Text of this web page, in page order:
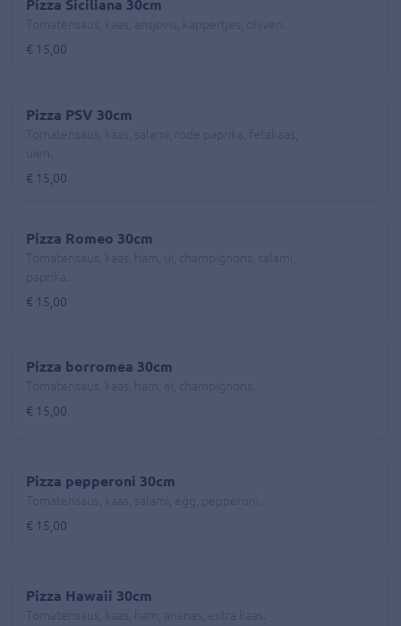
Pizza Siciliana 30cm
€ 15,00
Pizza PSV 30cm
€ 15,00
Pizza Romeo 30cm
€ 15,00
Pizza borromea 30cm
€ 15,00
Pizza pepperoni 30cm
€ 15,00
Pizza Hawaii 30cm